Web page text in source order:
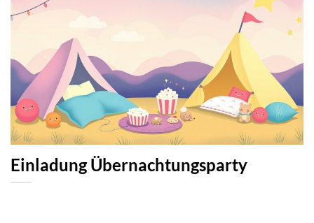
Einladung Übernachtungsparty